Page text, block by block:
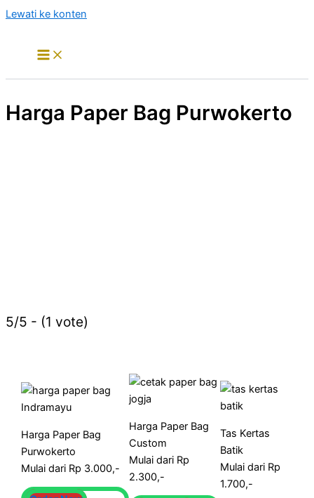
Lewati ke konten
Harga Paper Bag Purwokerto
5/5 - (1 vote)
Harga Paper Bag
Purwokerto
Mulai dari Rp 3.000,-
Harga Paper Bag
Custom
Mulai dari Rp
2.300,-
Tas Kertas
Batik
Mulai dari Rp
1.700,-